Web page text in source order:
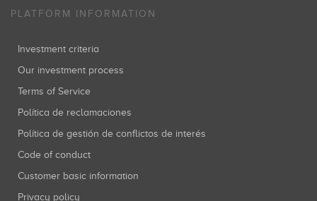
PLATFORM INFORMATION
Investment criteria
Our investment process
Terms of Service
Política de reclamaciones
Política de gestión de conflictos de interés
Code of conduct
Customer basic information
Privacy policy